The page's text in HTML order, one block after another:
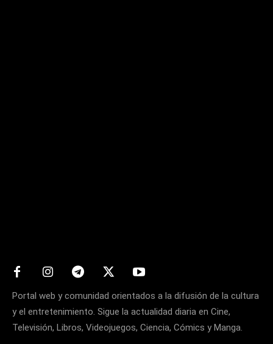
Portal web y comunidad orientados a la difusión de la cultura
y el entretenimiento. Sigue la actualidad diaria en Cine,
Televisión, Libros, Videojuegos, Ciencia, Cómics y Manga.